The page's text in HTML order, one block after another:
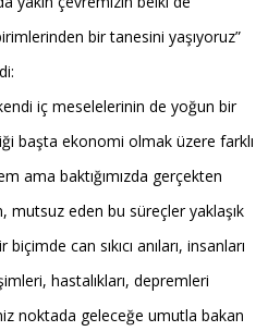
bir tanesini yaşıyoruz”
iç meselelerinin de yoğun bir
başta ekonomi olmak üzere farklı
ama baktığımızda gerçekten
mutsuz eden bu süreçler yaklaşık
can sıkıcı anıları, insanları
hastalıkları, depremleri
noktada geleceğe umutla bakan